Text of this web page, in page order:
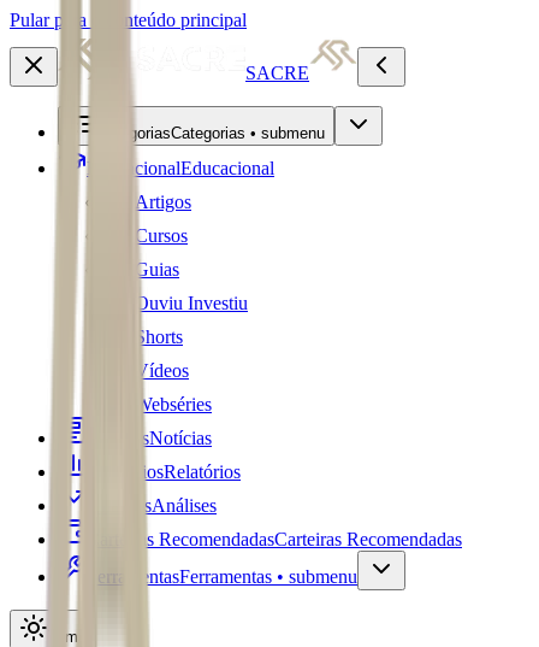
Pular para o conteúdo principal
SACRE
CategoriasCategorias • submenu
EducacionalEducacional
Artigos
Cursos
Guias
Ouviu Investiu
Shorts
Vídeos
Webséries
NotíciasNotícias
RelatóriosRelatórios
AnálisesAnálises
Carteiras RecomendadasCarteiras Recomendadas
FerramentasFerramentas • submenu
Tema